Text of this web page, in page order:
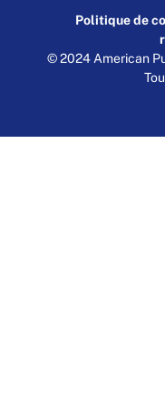
Politique de
© 2024 American